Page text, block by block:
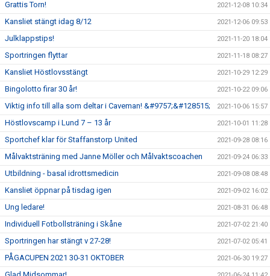
Grattis Torn! 2021-12-08 10:34
Kansliet stängt idag 8/12 2021-12-06 09:53
Julklappstips! 2021-11-20 18:04
Sportringen flyttar 2021-11-18 08:27
Kansliet Höstlovsstängt 2021-10-29 12:29
Bingolotto firar 30 år! 2021-10-22 09:06
Viktig info till alla som deltar i Caveman! &#9757;&#128515; 2021-10-06 15:57
Höstlovscamp i Lund 7 – 13 år 2021-10-01 11:28
Sportchef klar för Staffanstorp United 2021-09-28 08:16
Målvaktsträning med Janne Möller och Målvaktscoachen 2021-09-24 06:33
Utbildning - basal idrottsmedicin 2021-09-08 08:48
Kansliet öppnar på tisdag igen 2021-09-02 16:02
Ung ledare! 2021-08-31 06:48
Individuell Fotbollsträning i Skåne 2021-07-02 21:40
Sportringen har stängt v 27-28! 2021-07-02 05:41
PÅGACUPEN 2021 30-31 OKTOBER 2021-06-30 19:27